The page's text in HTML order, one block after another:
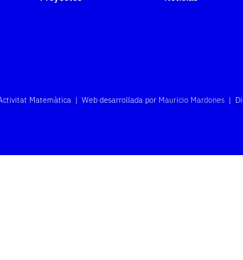
Matemàtica | Web desarrollada por Mauricio Mardones |